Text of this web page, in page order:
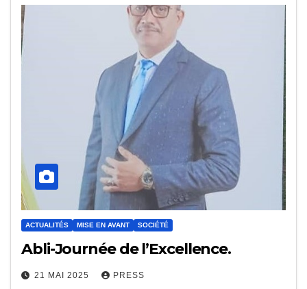
ACTUALITÉS MISE EN AVANT SOCIÉTÉ
Abli-Journée de l’Excellence.
21 MAI 2025 PRESS